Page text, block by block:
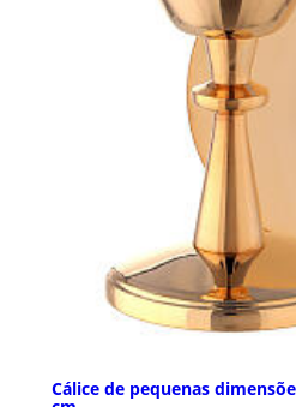
Cálice de pequenas